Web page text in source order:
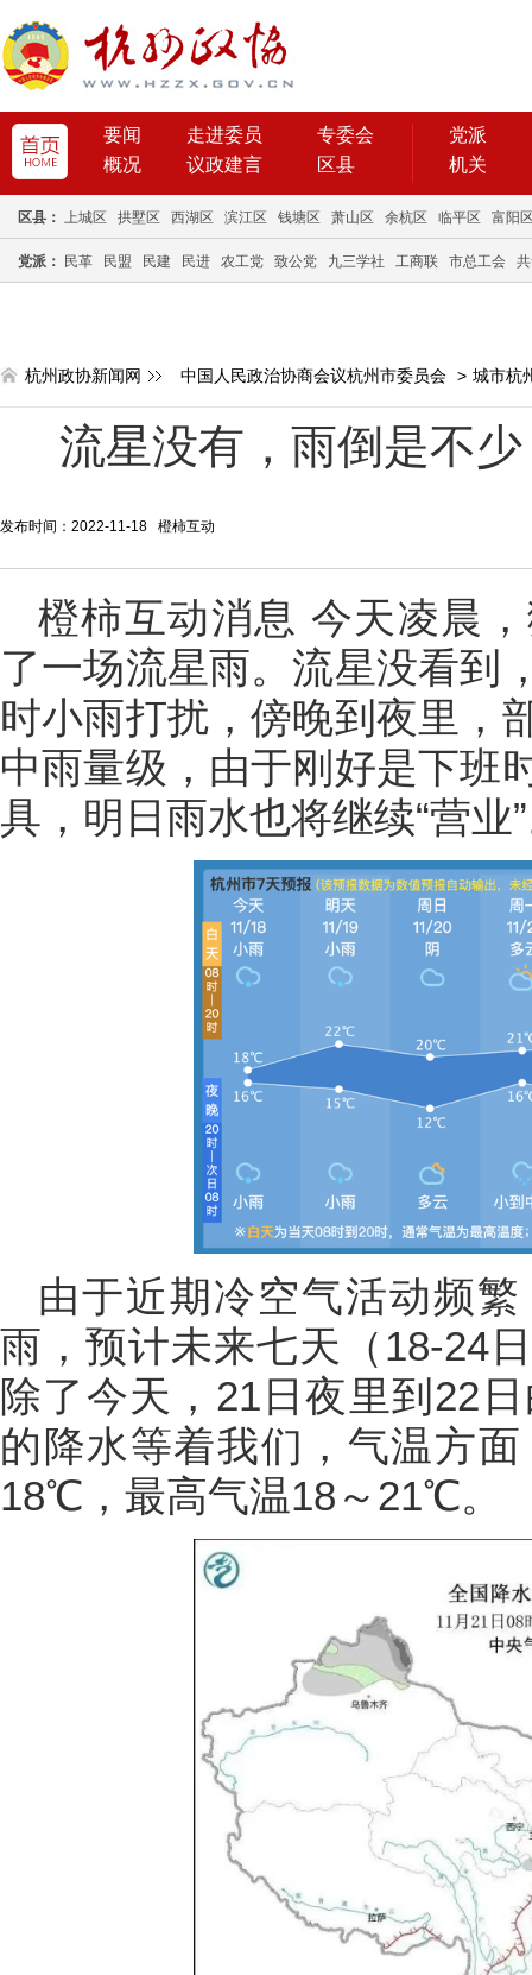
要闻 走进委员
专委会
概况
议政建言 区县
党派
机关
区县： 上城区 拱墅区 西湖区 滨江区 钱塘区 萧山区 余杭区 临平区 富阳
党派： 民革 民盟 民建 民进 农工党 致公党 九三学社 工商联 市总工会
杭州政协新闻网 中国人民政治协商会议杭州市委员会 > 城市杭
流星没有，雨倒是不
发布时间：2022-11-18 橙柿互动
橙柿互动消息 今天凌晨
了一场流星雨。流星没看到
时小雨打扰，傍晚到夜里，
中雨量级，由于刚好是下班
具，明日雨水也将继续“营业
由于近期冷空气活动频
雨，预计未来七天（18-24
除了今天，21日夜里到22
的降水等着我们，气温方
18℃，最高气温18～21℃。